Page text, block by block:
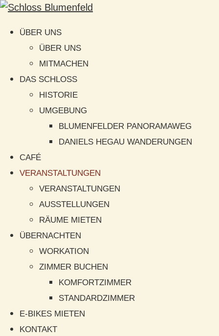
ÜBER UNS
ÜBER UNS
MITMACHEN
DAS SCHLOSS
HISTORIE
UMGEBUNG
BLUMENFELDER PANORAMAWEG
DANIELS HEGAU WANDERUNGEN
CAFÉ
VERANSTALTUNGEN
VERANSTALTUNGEN
AUSSTELLUNGEN
RÄUME MIETEN
ÜBERNACHTEN
WORKATION
ZIMMER BUCHEN
KOMFORTZIMMER
STANDARDZIMMER
E-BIKES MIETEN
KONTAKT